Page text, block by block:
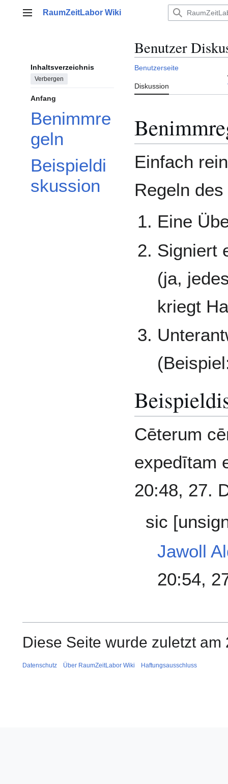
Hauptmenü
RaumZeitLabor Wiki
Inhaltsverzeichnis
Verbergen
Anfang
Benimmre
geln
Beispieldi
skussion
Benutzer
Benutzerseite
Diskussion
Einfach
Regeln
Eine
Signiert
(ja,
kriegt
Cēterum
expedītam
20:48, 27.
sic
Jawoll
20:54,
Diese Seite wurde zuletzt
Datenschutz Über RaumZeitLabor Wiki Haftungsausschluss